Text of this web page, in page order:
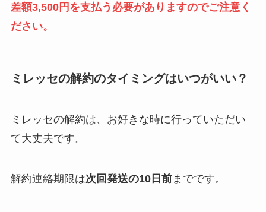
差額3,500円を支払う必要がありますのでご注意く
ださい。
ミレッセの解約のタイミングはいつがいい？
ミレッセの解約は、お好きな時に行っていただい
て大丈夫です。
解約連絡期限は次回発送の10日前までです。